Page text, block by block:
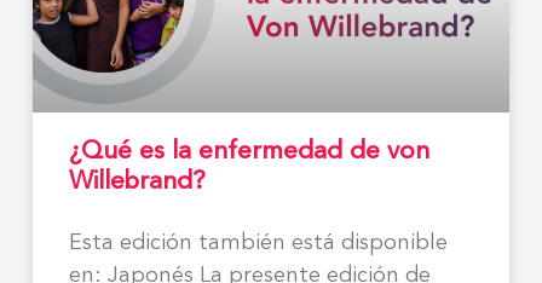
¿Qué es la enfermedad de von
Willebrand?
Esta edición también está disponible
en: Japonés La presente edición de